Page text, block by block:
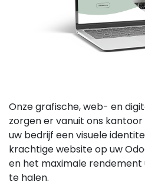
Onze grafische, web- en
zorgen er vanuit ons
uw bedrijf een visuele
krachtige website op uw
en het maximale rendement
te halen.